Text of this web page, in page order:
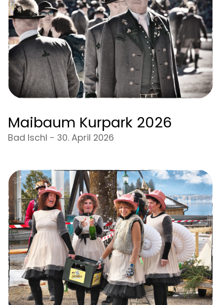
Maibaum Kurpark 2026
Bad Ischl - 30. April 2026